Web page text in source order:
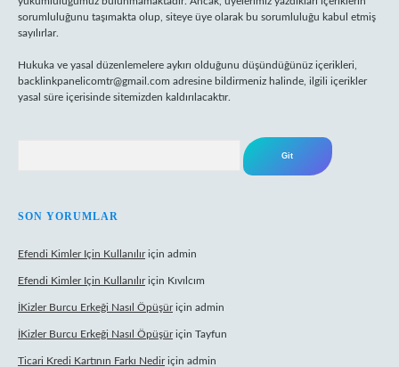
sorumluluğunu taşımakta olup, siteye üye olarak bu sorumluluğu kabul etmiş
sayılırlar.
Hukuka ve yasal düzenlemelere aykırı olduğunu düşündüğünüz içerikleri,
backlinkpanelicomtr@gmail.com adresine bildirmeniz halinde, ilgili içerikler
yasal süre içerisinde sitemizden kaldırılacaktır.
SON YORUMLAR
Efendi Kimler Için Kullanılıriçin admin
Efendi Kimler Için Kullanılıriçin Kıvılcım
İKizler Burcu Erkeği Nasıl Öpüşüriçin admin
İKizler Burcu Erkeği Nasıl Öpüşüriçin Tayfun
Ticari Kredi Kartının Farkı Nediriçin admin